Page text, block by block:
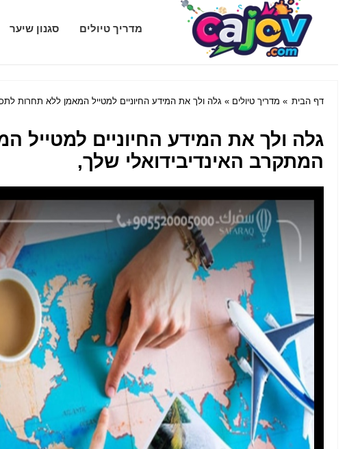
Cajov.com מדריך טיולים סגנון שיער
דף הבית » מדריך טיולים » גלה ולך את המידע החיוניים למטייל המאמן ללא תחרות
גלה ולך את המידע החיוניים למטייל
המתקרב האינדיבידואלי שלך,